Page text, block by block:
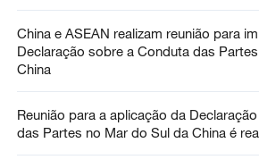
China e ASEAN realizam reunião para
Declaração sobre a Conduta das
China
Reunião para a aplicação da
das Partes no Mar do Sul da China é